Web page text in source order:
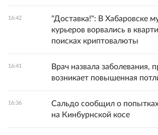
16:42
"Доставка!": В Хабаровске
курьеров ворвались в
поисках криптовалюты
16:41
Врач назвала заболевания,
возникает повышенная
16:36
Сальдо сообщил о
на Кинбурнской косе